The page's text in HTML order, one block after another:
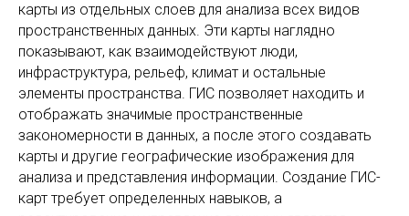
карты из отдельных слоев для анализа всех видов
пространственных данных. Эти карты наглядно
показывают, как взаимодействуют люди,
инфраструктура, рельеф, климат и остальные
элементы пространства. ГИС позволяет находить и
отображать значимые пространственные
закономерности в данных, а после этого создавать
карты и другие географические изображения для
анализа и представления информации. Создание ГИС-
карт требует определенных навыков, а